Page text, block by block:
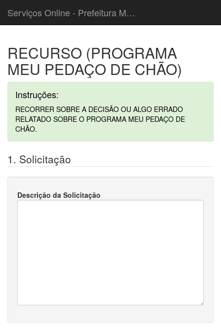
Serviços Online - Prefeitura Municipal de Cordeiropolis
RECURSO (PROGRAMA
MEU PEDAÇO DE CHÃO)
Instruções:
RECORRER SOBRE A DECISÃO OU ALGO ERRADO
RELATADO SOBRE O PROGRAMA MEU PEDAÇO DE
CHÃO.
1. Solicitação
Descrição da Solicitação